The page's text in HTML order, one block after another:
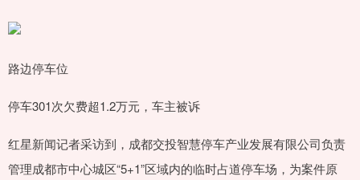
路边停车位
停车301次欠费超1.2万元，车主被诉
红星新闻记者采访到，成都交投智慧停车产业发展有限公司负责
管理成都市中心城区“5+1”区域内的临时占道停车场，为案件原